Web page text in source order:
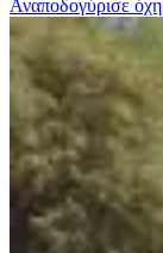
Αναποδογύρισε